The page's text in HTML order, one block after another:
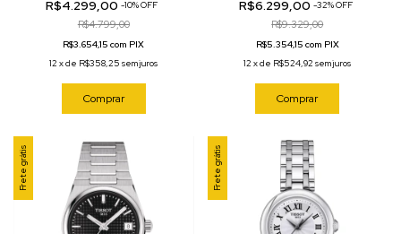
R$4.299,00-10%OFF
R$4.799,00
R$3.654,15 com PIX
12 xde R$358,25 sem juros
Comprar
R$6.299,00 -32%OFF
R$9.329,00
R$5.354,15 com PIX
12 xde R$524,92 sem juros
Comprar
Frete grátis Frete grátis